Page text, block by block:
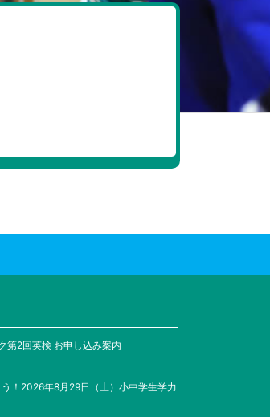
第2回英検 お申し込み案内
！2026年8月29日（土）小中学生学力